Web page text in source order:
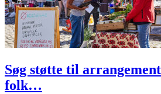
Søg støtte til
folk…